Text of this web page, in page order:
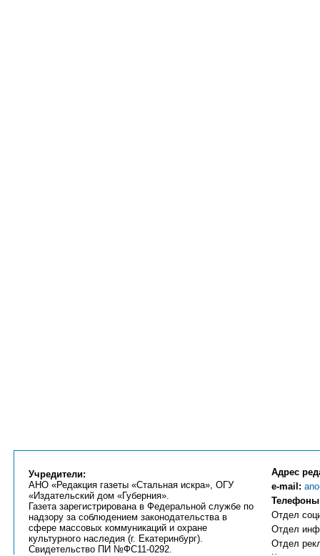
Учредители:
АНО «Редакция газеты «Стальная искра», ОГУ
«Издательский дом «Губерния».
Газета зарегистрирована в Федеральной службе по
надзору за соблюдением законодательства в
сфере массовых коммуникаций и охране
культурного наследия (г. Екатеринбург).
Свидетельство ПИ №ФС11-0292.
Адрес
e-mail:
Отдел
Отдел
Отдел